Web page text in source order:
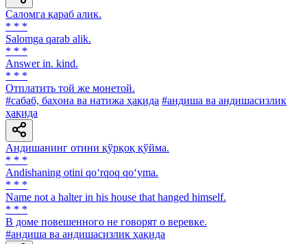
Саломга қараб алик.
* * *
Salomga qarab alik.
* * *
Answer in. kind.
* * *
Отплатить той же монетой.
#сабаб, баҳона ва натижа ҳақида #андиша ва андишасизлик
ҳақида
Андишанинг отини қўрқоқ қўйма.
* * *
Andishaning otini qo‘rqoq qo‘yma.
* * *
Name not a halter in his house that hanged himself.
* * *
В доме повешенного не говорят о веревке.
#андиша ва андишасизлик ҳақида